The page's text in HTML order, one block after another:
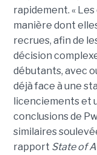
rapidement. «
manière dont
recrues, afin de
décision
débutants, avec
déjà face à une
licenciements et
conclusions de
similaires
rapport State of